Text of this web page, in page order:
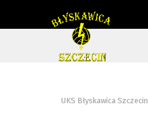
UKS Błyskawica Szczecin